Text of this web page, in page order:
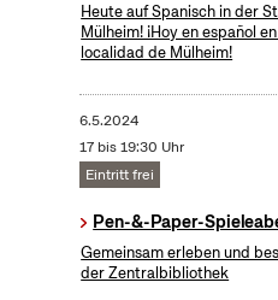
Heute auf Spanisch in der
Mülheim! ¡Hoy en español
localidad de Mülheim!
6.5.2024
17 bis 19:30 Uhr
Eintritt frei
Pen-&-Paper-
Gemeinsam erleben und
der Zentralbibliothek